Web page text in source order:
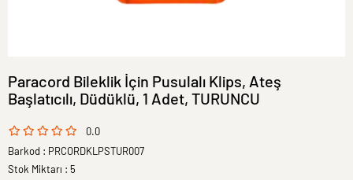
Paracord Bileklik İçin Pusulalı Klips, Ateş
Başlatıcılı, Düdüklü, 1 Adet, TURUNCU
0.0
Barkod : PRCORDKLPSTUR007
Stok Miktarı : 5